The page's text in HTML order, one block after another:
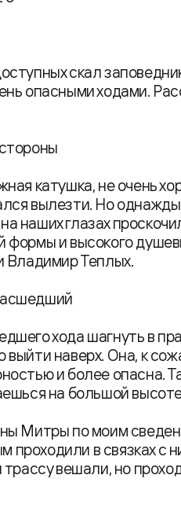
скал
опасными ходами.
катушка, не очень
вылезти. Но
наших глазах
формы и высокого
Владимир Теплых.
хода шагнуть в
наверх. Она, к
и более опасна.
на большой
Митры по моим
в связках с
вешали, но